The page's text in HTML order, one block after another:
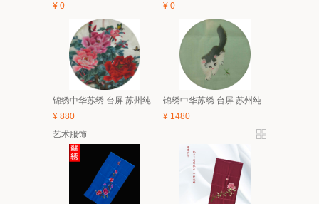
活动开始啦！
¥ 0
营简介
¥ 0
锦绣中华苏绣 台屏 苏州纯
装饰画 礼品
¥ 880
锦绣中华苏绣 台屏 苏州纯
装饰画 礼品
¥ 1480
艺术服饰